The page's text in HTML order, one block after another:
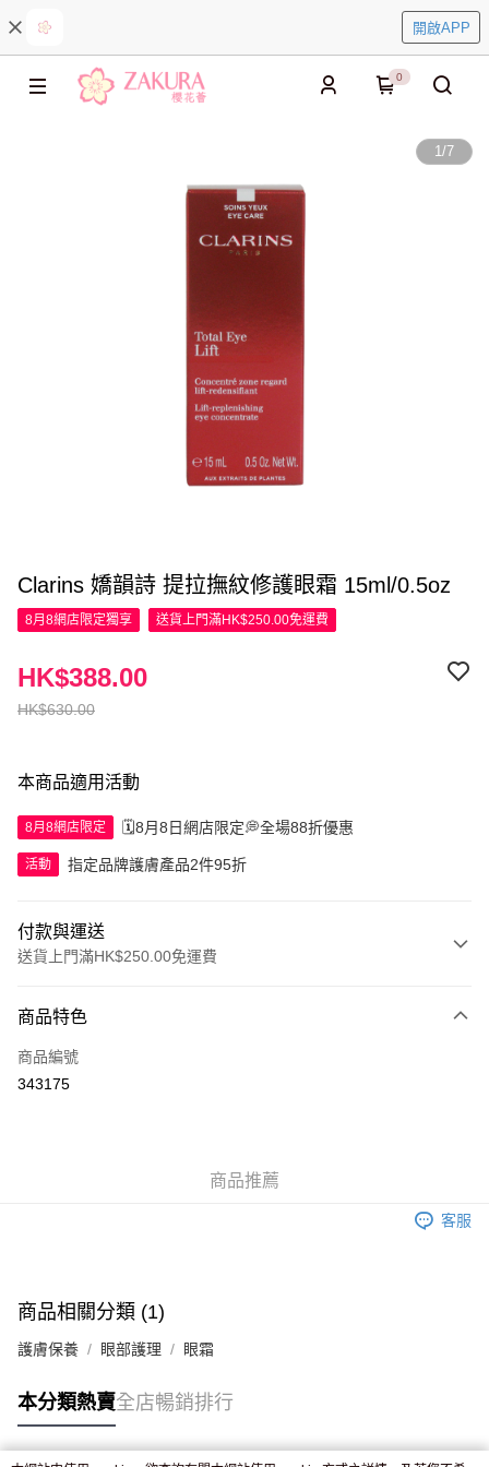
開啟APP
0
1/7
Clarins 嬌韻詩 提拉撫紋修護眼霜 15ml/0.5oz
8月8網店限定獨享 送貨上門滿HK$250.00免運費
HK$630.00
HK$388.00
本商品適用活動
8月8網店限定 🗓️8月8日網店限定💭全場88折優惠
活動 指定品牌護膚產品2件95折
付款與運送
送貨上門滿HK$250.00免運費
信用卡
Apple Pay
付款後門市自取，訂單確認後2-4個工作天到店，7天內取。逾期後
商品特色
商品編號
343175
商品推薦
客服
商品相關分類 (1)
護膚保養 眼部護理 眼霜
本分類熱賣全店暢銷排行